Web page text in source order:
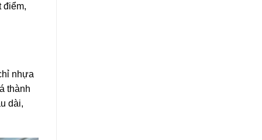
điểm,
nhựa
thành
dài,